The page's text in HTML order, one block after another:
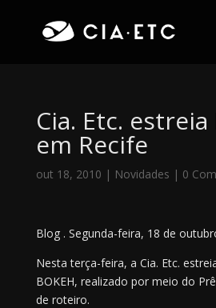
Cia. Etc. estreia
em Recife
out 18, 2010 | Novidades | 0
Blog . Segunda-feira, 18 de
Nesta terça-feira, a Cia. Etc.
BOKEH, realizado por meio do
de roteiro.